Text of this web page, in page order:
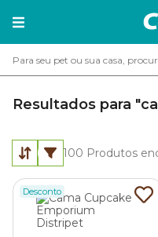
Resultados para
100 Produtos
Desconto